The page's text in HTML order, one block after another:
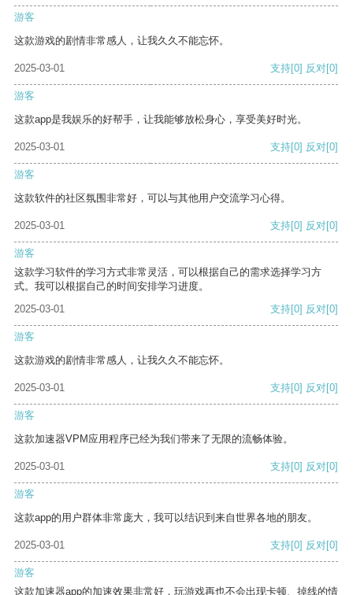
游客
这款游戏的剧情非常感人，让我久久不能忘怀。
2025-03-01 支持[0] 反对[0]
游客
这款app是我娱乐的好帮手，让我能够放松身心，享受美好时光。
2025-03-01 支持[0] 反对[0]
游客
这款软件的社区氛围非常好，可以与其他用户交流学习心得。
2025-03-01 支持[0] 反对[0]
游客
这款学习软件的学习方式非常灵活，可以根据自己的需求选择学习方
式。我可以根据自己的时间安排学习进度。
2025-03-01
支持[0] 反对[0]
游客
这款游戏的剧情非常感人，让我久久不能忘怀。
2025-03-01 支持[0] 反对[0]
游客
这款加速器VPM应用程序已经为我们带来了无限的流畅体验。
2025-03-01 支持[0] 反对[0]
游客
这款app的用户群体非常庞大，我可以结识到来自世界各地的朋友。
2025-03-01 支持[0] 反对[0]
游客
这款加速器app的加速效果非常好，玩游戏再也不会出现卡顿、掉线的情